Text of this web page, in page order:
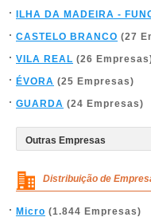
ILHA DA MADEIRA -
CASTELO BRANCO (27
VILA REAL (26
ÉVORA (25 Empresas)
GUARDA (24 Empresas)
Distribuição de
Micro (1.844 Empresas)